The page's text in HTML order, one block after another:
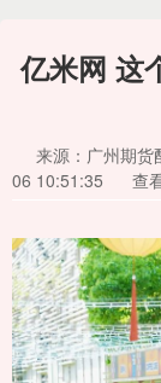
亿米网 这
来源：广州期货
06 10:51:35
查